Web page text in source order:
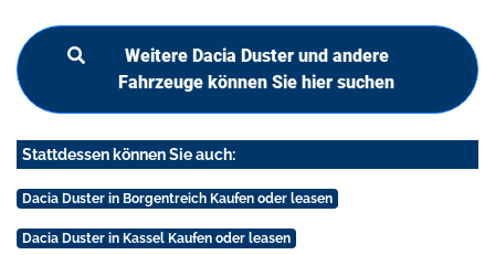
Weitere Dacia Duster und andere
Fahrzeuge können Sie hier suchen
Stattdessen können Sie auch:
Dacia Duster in Borgentreich Kaufen oder leasen
Dacia Duster in Kassel Kaufen oder leasen